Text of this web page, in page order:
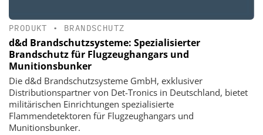
PRODUKT • BRANDSCHUTZ
d&d Brandschutzsysteme: Spezialisierter
Brandschutz für Flugzeughangars und
Munitionsbunker
Die d&d Brandschutzsysteme GmbH, exklusiver
Distributionspartner von Det-Tronics in Deutschland, bietet
militärischen Einrichtungen spezialisierte
Flammendetektoren für Flugzeughangars und
Munitionsbunker.